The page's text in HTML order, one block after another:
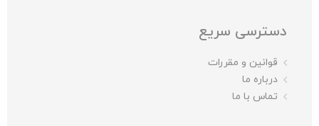
دسترسی سریع
قوانین و مقررات
درباره ما
تماس با ما